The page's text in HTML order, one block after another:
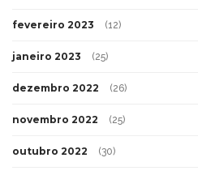
fevereiro 2023 (12)
janeiro 2023 (25)
dezembro 2022 (26)
novembro 2022 (25)
outubro 2022 (30)